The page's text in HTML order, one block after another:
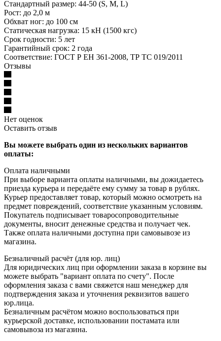
Стандартный размер: 44-50 (S, M, L)
Рост: до 2,0 м
Обхват ног: до 100 см
Статическая нагрузка: 15 кН (1500 кгс)
Срок годности: 5 лет
Гарантийный срок: 2 года
Соответствие: ГОСТ Р ЕН 361-2008, ТР ТС 019/2011
Отзывы
Нет оценок
Оставить отзыв
Вы можете выбрать один из нескольких вариантов
оплаты:
Оплата наличными
При выборе варианта оплаты наличными, вы дожидаетесь
приезда курьера и передаёте ему сумму за товар в рублях.
Курьер предоставляет товар, который можно осмотреть на
предмет повреждений, соответствие указанным условиям.
Покупатель подписывает товаросопроводительные
документы, вносит денежные средства и получает чек.
Также оплата наличными доступна при самовывозе из
магазина.
Безналичный расчёт (для юр. лиц)
Для юридических лиц при оформлении заказа в корзине вы
можете выбрать "вариант оплата по счету". После
оформления заказа с вами свяжется наш менеджер для
подтверждения заказа и уточнения реквизитов вашего
юр.лица.
Безналичным расчётом можно воспользоваться при
курьерской доставке, использовании постамата или
самовывоза из магазина.